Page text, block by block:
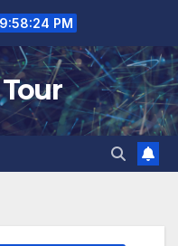
9:58:25 PM